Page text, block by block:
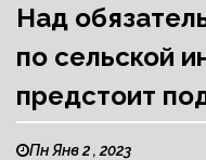
Над
по сельской
предстоит
Пн Янв 2 , 2023